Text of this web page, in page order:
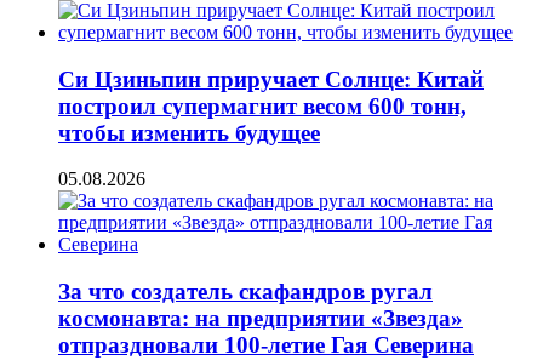
Си Цзиньпин приручает Солнце: Китай
построил супермагнит весом 600 тонн,
чтобы изменить будущее
05.08.2026
За что создатель скафандров ругал
космонавта: на предприятии «Звезда»
отпраздновали 100-летие Гая Северина